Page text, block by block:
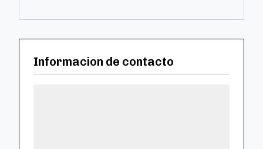
Informacion de contacto